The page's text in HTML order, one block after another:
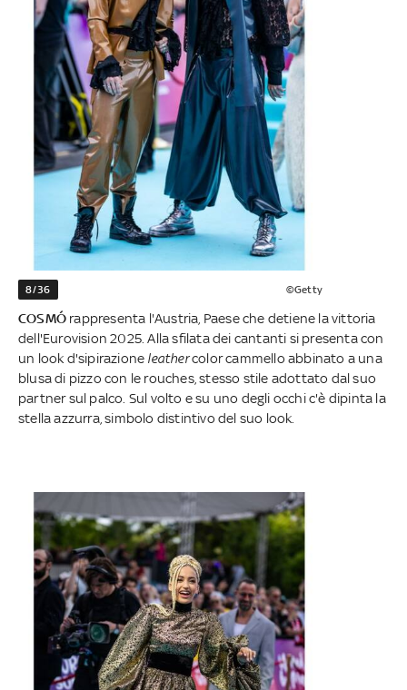
8/36 ©Getty
COSMÓ rappresenta l'Austria, Paese che detiene la vittoria
dell'Eurovision 2025. Alla sfilata dei cantanti si presenta con
un look d'sipirazione leathercolor cammello abbinato a una
blusa di pizzo con le rouches, stesso stile adottato dal suo
partner sul palco. Sul volto e su uno degli occhi c'è dipinta la
stella azzurra, simbolo distintivo del suo look.